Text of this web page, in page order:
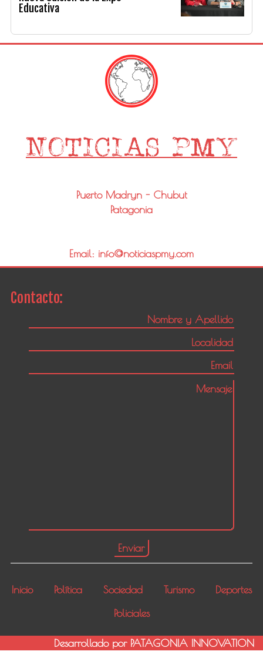
Educativa
Puerto Madryn - Chubut
Patagonia
Email: info@noticiaspmy.com
Contacto:
Inicio Política Sociedad Turismo
Deportes
Policiales
Desarrollado por PATAGONIA INNOVATION